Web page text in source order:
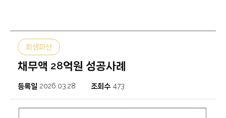
회생파산
채무액 28억원 성공사례
등록일 2026.03.28 조회수 473